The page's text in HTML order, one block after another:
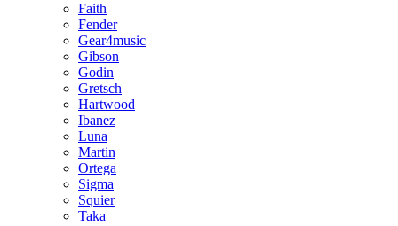
Faith
Fender
Gear4music
Gibson
Godin
Gretsch
Hartwood
Ibanez
Luna
Martin
Ortega
Sigma
Squier
Taka